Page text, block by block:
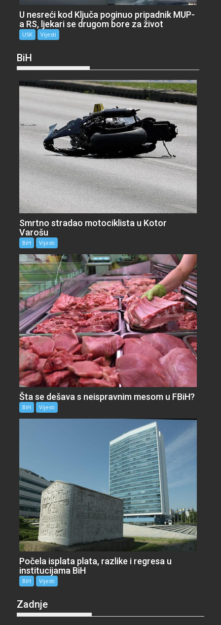
U nesreći kod Ključa poginuo pripadnik MUP-
a RS, ljekari se drugom bore za život
USK Vijesti
BiH
Smrtno stradao motociklista u Kotor
Varošu
BiH Vijesti
Šta se dešava s neispravnim mesom u FBiH?
BiH Vijesti
Počela isplata plata, razlike i regresa u
institucijama BiH
BiH Vijesti
Zadnje